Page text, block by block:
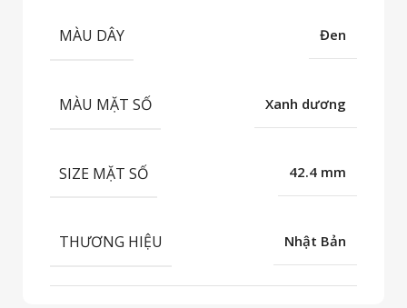
MÀU DÂY Đen
MÀU MẶT SỐ Xanh dương
SIZE MẶT SỐ 42.4 mm
THƯƠNG HIỆU Nhật Bản